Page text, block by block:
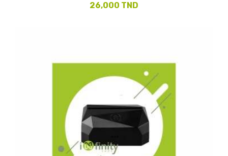
26,000 TND